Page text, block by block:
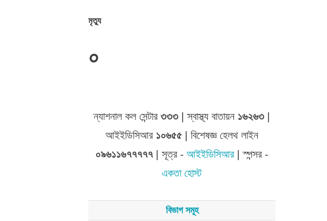
মৃত্যু
০
ন্যাশনাল কল সেন্টার৩৩৩ | স্বাস্থ্য বাতায়ন ১৬২৬৩
আইইডিসিআর ১০৬৫৫ | বিশেষজ্ঞ হেলথ লাইন
০৯৬১১৬৭৭৭৭৭| সূত্র -আইইডিসিআর| স্পন্সর -
একতা হোস্ট
বিভাগ সমূহ